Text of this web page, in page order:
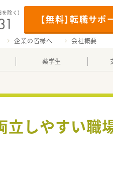
【無料】転職サポ
を除く）
企業の皆様へ 会社概要
薬学生
立しやすい職